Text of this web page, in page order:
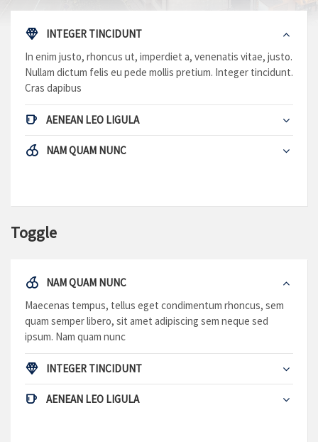
INTEGER TINCIDUNT
In enim justo, rhoncus ut, imperdiet a, venenatis vitae, justo.
Nullam dictum felis eu pede mollis pretium. Integer tincidunt.
Cras dapibus
AENEAN LEO LIGULA
NAM QUAM NUNC
Toggle
NAM QUAM NUNC
Maecenas tempus, tellus eget condimentum rhoncus, sem
quam semper libero, sit amet adipiscing sem neque sed
ipsum. Nam quam nunc
INTEGER TINCIDUNT
AENEAN LEO LIGULA